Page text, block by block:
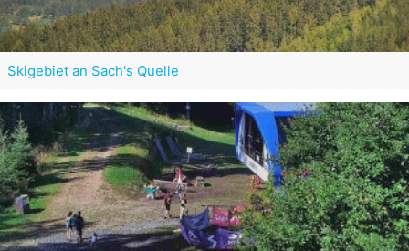
Skigebiet an Sach's Quelle